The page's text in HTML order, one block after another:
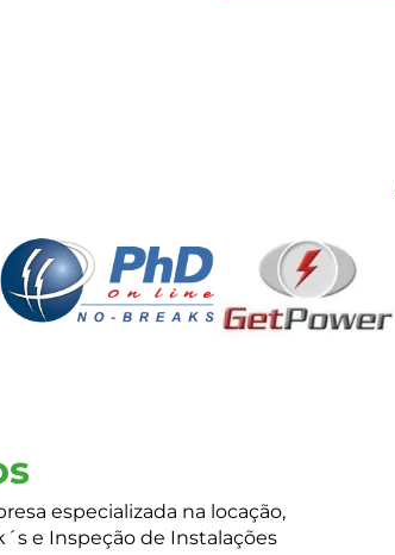
especializada na locação,
e Inspeção de Instalações